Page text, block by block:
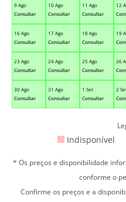
9 Ago
Consultar
10 Ago
Consultar
11 Ago
Consultar
12
16 Ago
Consultar
17 Ago
Consultar
18 Ago
Consultar
19
23 Ago
Consultar
24 Ago
Consultar
25 Ago
Consultar
26
30 Ago
Consultar
31 Ago
Consultar
1 Set
Consultar
2
Indisponível
* Os preços e disponibilidade
conforme o
Confirme os preços e a